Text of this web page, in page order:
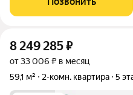
сады, медицинские
8 249 285₽
от 33 006 ₽ в месяц
59,1 м²
2-комн. квартира 5